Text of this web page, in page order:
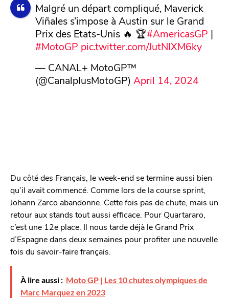
Malgré un départ compliqué, Maverick
Viñales s’impose à Austin sur le Grand
Prix des Etats-Unis 🔥 🏆#AmericasGP |
#MotoGP pic.twitter.com/JutNIXM6ky
— CANAL+ MotoGP™
(@CanalplusMotoGP) April 14, 2024
Du côté des Français, le week-end se termine aussi bien
qu’il avait commencé. Comme lors de la course sprint,
Johann Zarco abandonne. Cette fois pas de chute, mais un
retour aux stands tout aussi efficace. Pour Quartararo,
c’est une 12e place. Il nous tarde déjà le Grand Prix
d’Espagne dans deux semaines pour profiter une nouvelle
fois du savoir-faire français.
À lire aussi : Moto GP | Les 10 chutes olympiques de
Marc Marquez en 2023